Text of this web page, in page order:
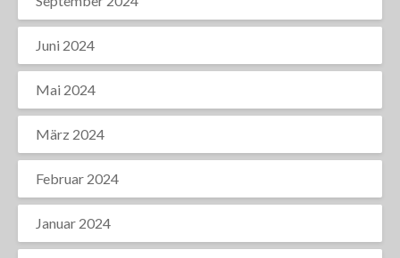
Juni 2024
Mai 2024
März 2024
Februar 2024
Januar 2024